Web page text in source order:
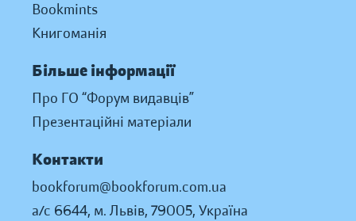
Bookmints
Книгоманія
Більше інформації
Про ГО “Форум видавців”
Презентаційні матеріали
Контакти
bookforum@bookforum.com.ua
а/с 6644, м. Львів, 79005, Україна